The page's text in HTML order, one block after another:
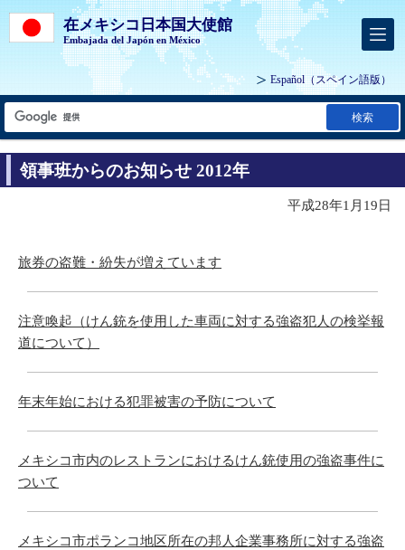
在メキシコ日本国大使館
Embajada del Japón en México
Español（スペイン語版）
検索
領事班からのお知らせ 2012年
平成28年1月19日
旅券の盗難・紛失が増えています
注意喚起（けん銃を使用した車両に対する強盗犯人の検挙報
道について）
年末年始における犯罪被害の予防について
メキシコ市内のレストランにおけるけん銃使用の強盗事件に
ついて
メキシコ市ポランコ地区所在の邦人企業事務所に対する強盗